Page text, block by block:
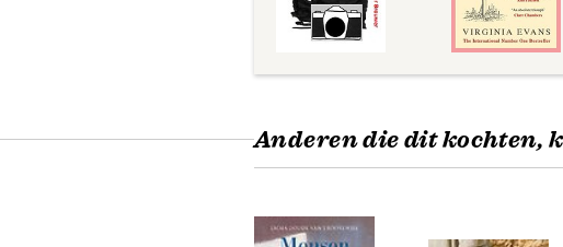
Anderen die dit kochten,